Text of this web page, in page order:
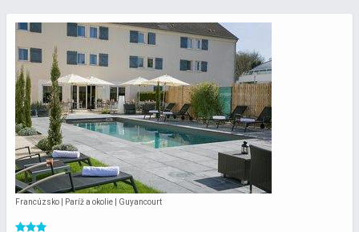
Francúzsko | Paríž a okolie | Guyancourt